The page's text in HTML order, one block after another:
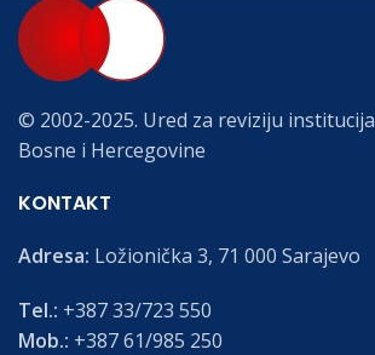
© 2002-2025. Ured za reviziju
Bosne i Hercegovine
KONTAKT
Adresa: Ložionička 3, 71 000 Sarajevo
Tel.: +387 33/723 550
Mob.: +387 61/985 250